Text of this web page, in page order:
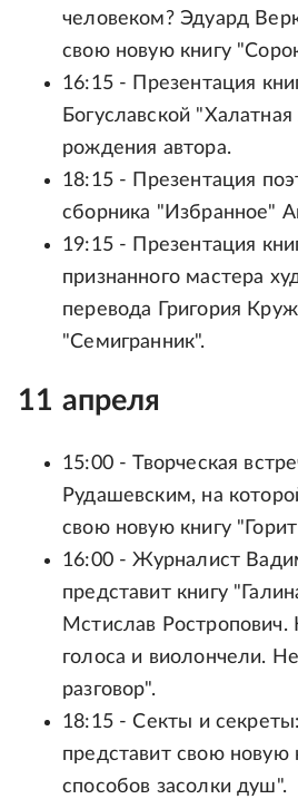
человеком? Эдуард
свою новую книгу
16:15 - Презентация
Богуславской
рождения автора.
18:15 - Презентация
сборника "Избранное"
19:15 - Презентация
признанного мастера
перевода Григория
"Семигранник".
11 апреля
15:00 - Творческая
Рудашевским, на
свою новую книгу
16:00 - Журналист
представит книгу
Мстислав Ростропович.
голоса и виолончели.
разговор".
18:15 - Секты и
представит свою новую
способов засолки душ".